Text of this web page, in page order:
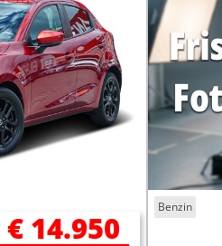
€ 14.950
Benzin